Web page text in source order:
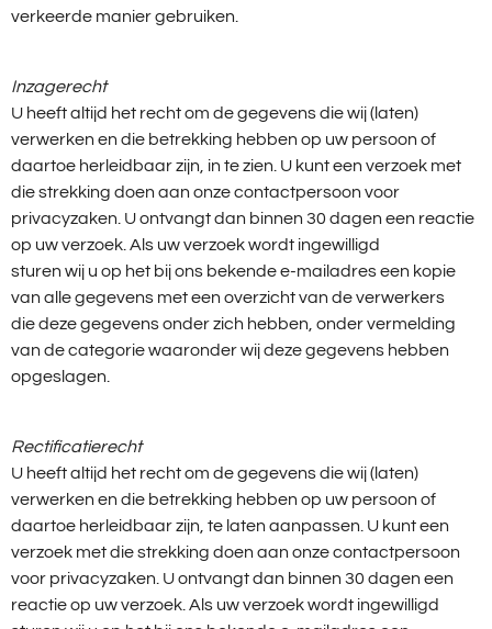
verkeerde manier gebruiken.
Inzagerecht
U heeft altijd het recht om de gegevens die wij (laten)
verwerken en die betrekking hebben op uw persoon of
daartoe herleidbaar zijn, in te zien. U kunt een verzoek met
die strekking doen aan onze contactpersoon voor
privacyzaken. U ontvangt dan binnen 30 dagen een reactie
op uw verzoek. Als uw verzoek wordt ingewilligd
sturen wij u op het bij ons bekende e-mailadres een kopie
van alle gegevens met een overzicht van de verwerkers
die deze gegevens onder zich hebben, onder vermelding
van de categorie waaronder wij deze gegevens hebben
opgeslagen.
Rectificatierecht
U heeft altijd het recht om de gegevens die wij (laten)
verwerken en die betrekking hebben op uw persoon of
daartoe herleidbaar zijn, te laten aanpassen. U kunt een
verzoek met die strekking doen aan onze contactpersoon
voor privacyzaken. U ontvangt dan binnen 30 dagen een
reactie op uw verzoek. Als uw verzoek wordt ingewilligd